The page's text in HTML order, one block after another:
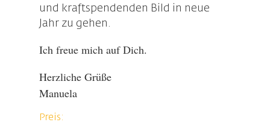
und kraftspendenden Bild in neue
Jahr zu gehen.
Ich freue mich auf Dich.
Herzliche Grüße
Manuela
Preis: